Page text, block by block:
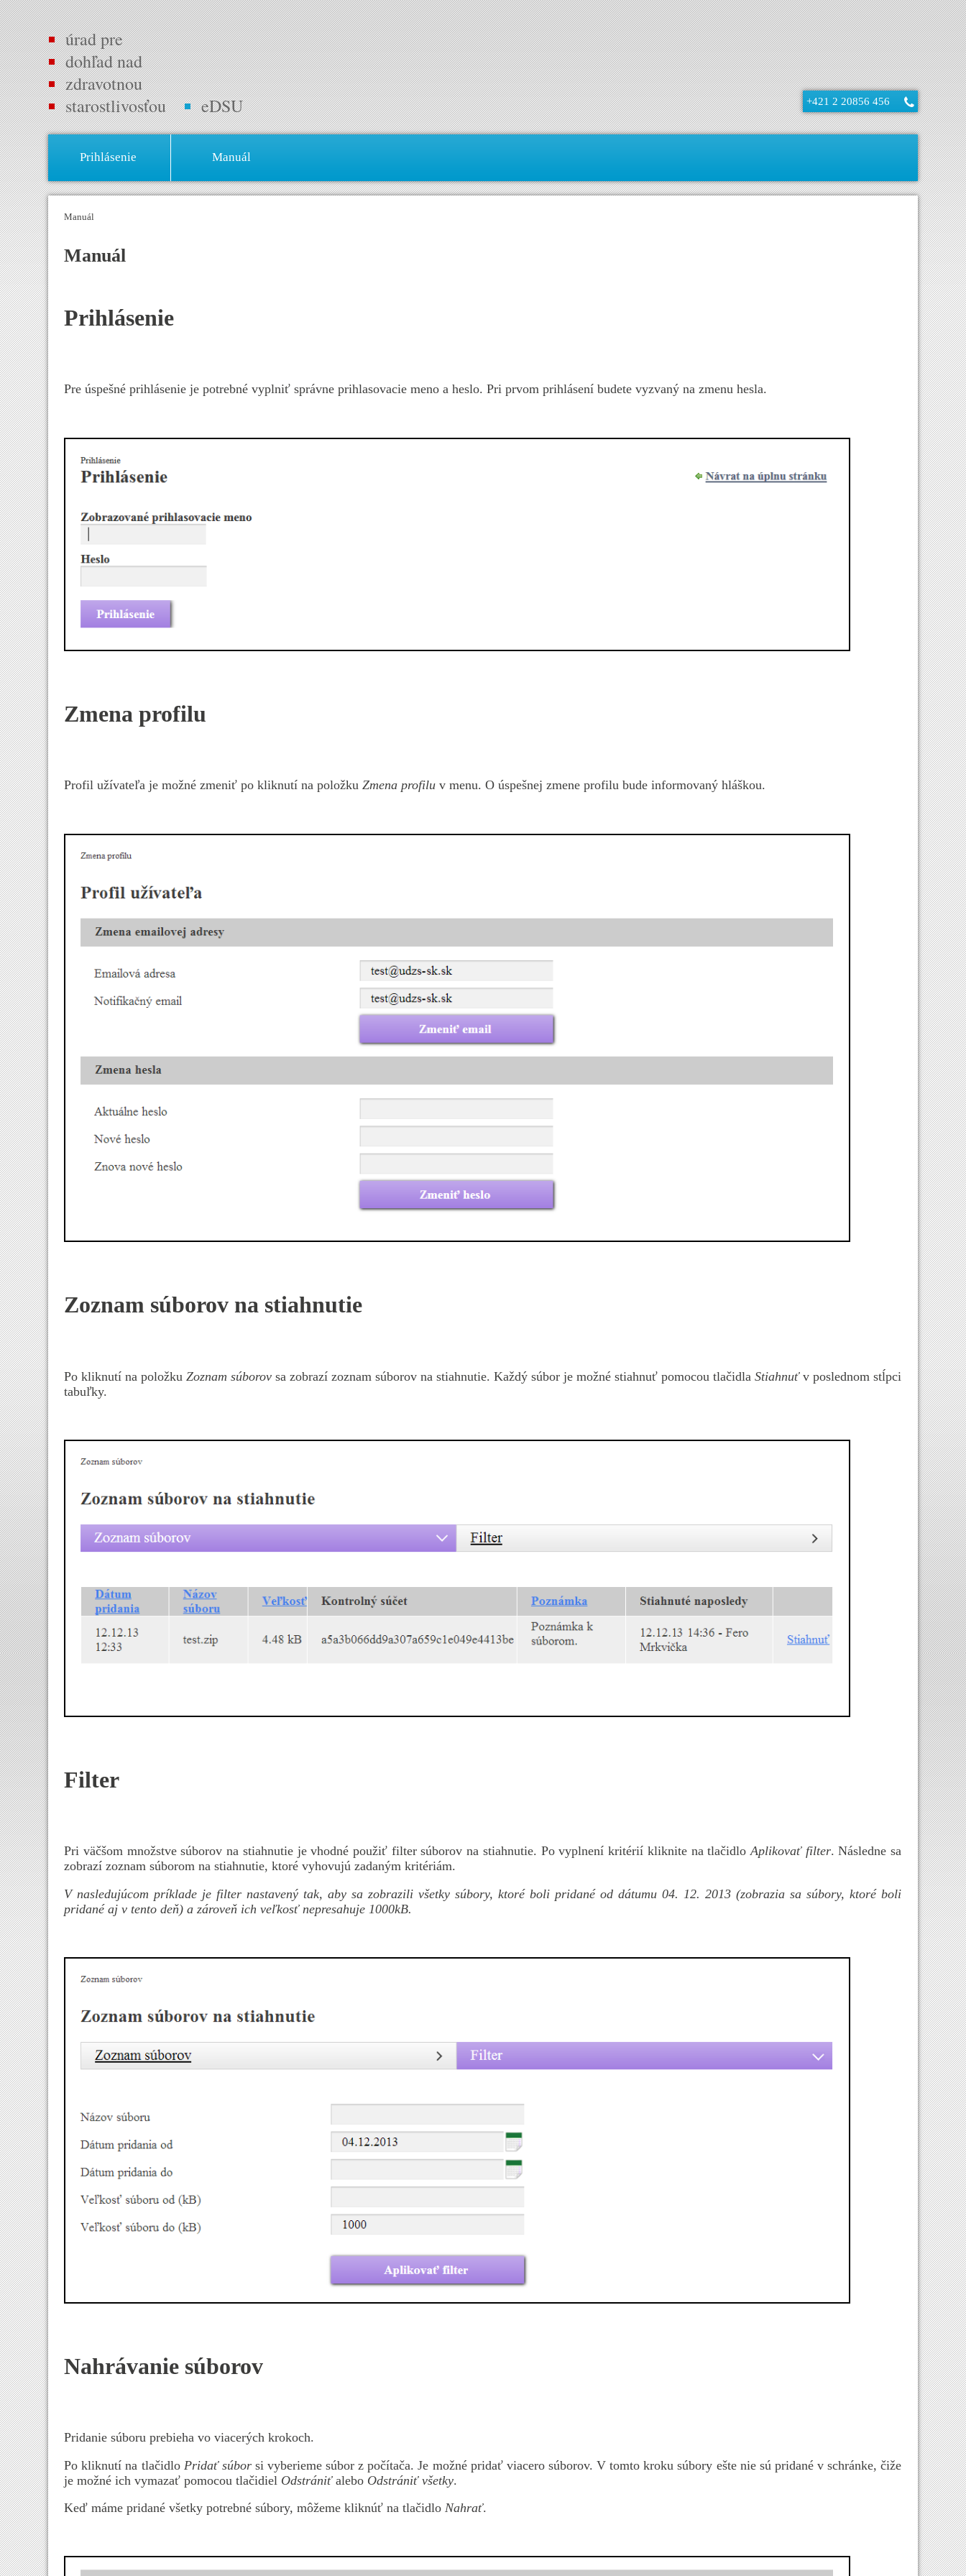
úrad pre
dohľad nad
zdravotnou
starostlivosťou
eDSU +421 2 20856 456
Prihlásenie Manuál
Manuál
Manuál
Prihlásenie
Pre úspešné prihlásenie je potrebné vyplniť správne prihlasovacie meno a heslo. Pri prvom prihlásení budete vyzvaný na zmenu hesla.
Zmena profilu
Profil užívateľa je možné zmeniť po kliknutí na položkuZmena profilu v menu. O úspešnej zmene profilu bude informovaný hláškou.
Zoznam súborov na stiahnutie
Po kliknutí na položkuZoznam súborov sa zobrazí zoznam súborov na stiahnutie. Každý súbor je možné stiahnuť pomocou tlačidlaStiahnuťv poslednom stĺpci
tabuľky.
Filter
Pri väčšom množstve súborov na stiahnutie je vhodné použiť filter súborov na stiahnutie. Po vyplnení kritérií kliknite na tlačidloAplikovať filter. Následne sa
zobrazí zoznam súborom na stiahnutie, ktoré vyhovujú zadaným kritériám.
V nasledujúcom príklade je filter nastavený tak, aby sa zobrazili všetky súbory, ktoré boli pridané od dátumu 04. 12. 2013 (zobrazia sa súbory, ktoré boli
pridané aj v tento deň) a zároveň ich veľkosť nepresahuje 1000kB.
Nahrávanie súborov
Pridanie súboru prebieha vo viacerých krokoch.
Po kliknutí na tlačidlo Pridať súborsi vyberieme súbor z počítača. Je možné pridať viacero súborov. V tomto kroku súbory ešte nie sú pridané v schránke, čiže
je možné ich vymazať pomocou tlačidiel Odstrániťalebo Odstrániť všetky.
Keď máme pridané všetky potrebné súbory, môžeme kliknúť na tlačidloNahrať.